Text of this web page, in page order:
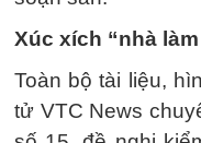
Xúc xích “nhà làm
Toàn bộ tài liệu,
tử VTC News